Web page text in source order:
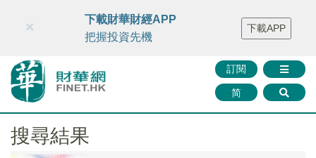
財華智庫網 FINTV FINMETA 財華證券 媒體矩陣
智庫沙龍
聯絡我們
訂閱
简
×
下載財華財經APP
把握投資先機
下載APP
搜尋結果